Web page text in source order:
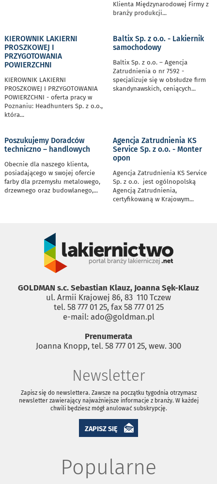
Klienta Międzynarodowej Firmy z
branży produkcji...
KIEROWNIK LAKIERNI
PROSZKOWEJ I
PRZYGOTOWANIA
POWIERZCHNI
KIEROWNIK LAKIERNI
PROSZKOWEJ I PRZYGOTOWANIA
POWIERZCHNI - oferta pracy w
Poznaniu: Headhunters Sp. z o.o.,
która...
Baltix Sp. z o.o. - Lakiernik
samochodowy
Baltix Sp. z o.o. – Agencja
Zatrudnienia o nr 7592 -
specjalizuje się w obsłudze firm
skandynawskich, ceniących...
Poszukujemy Doradców
techniczno – handlowych
Obecnie dla naszego klienta,
posiadającego w swojej ofercie
farby dla przemysłu metalowego,
drzewnego oraz budowlanego,...
Agencja Zatrudnienia KS
Service Sp. z o.o. - Monter
opon
Agencja Zatrudnienia KS Service
Sp. z o.o. jest ogólnopolską
Agencją Zatrudnienia,
certyfikowaną w Krajowym...
GOLDMAN s.c. Sebastian Klauz, Joanna Sęk-Klauz
ul. Armii Krajowej 86, 83 ­ 110 Tczew
tel. 58 777 01 25, fax 58 777 01 25
e-mail: ado@goldman.pl
Prenumerata
Joanna Knopp, tel. 58 777 01 25, wew. 300
Newsletter
Zapisz się do newslettera. Zawsze na początku tygodnia otrzymasz
newsletter zawierający najważniejsze informacje z branży. W każdej
chwili będziesz mógł anulować subskrypcję.
ZAPISZ SIĘ
Popularne